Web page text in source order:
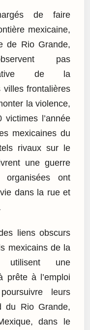
de faire
mexicaine,
de Rio Grande,
pas
de la
villes frontalières
la violence,
l’année
mexicaines du
rivaux sur le
une guerre
ont
dans la rue et
liens obscurs
mexicains de la
utilisent une
prête à l’emploi
leurs
du Rio Grande,
dans le